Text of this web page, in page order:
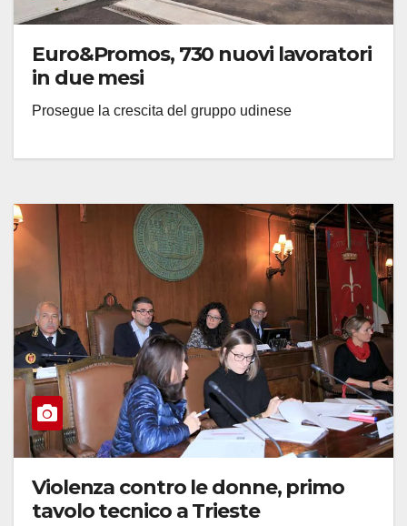
Euro&Promos, 730 nuovi lavoratori
in due mesi
Prosegue la crescita del gruppo udinese
Violenza contro le donne, primo
tavolo tecnico a Trieste